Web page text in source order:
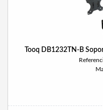
Tooq DB1232TN-B